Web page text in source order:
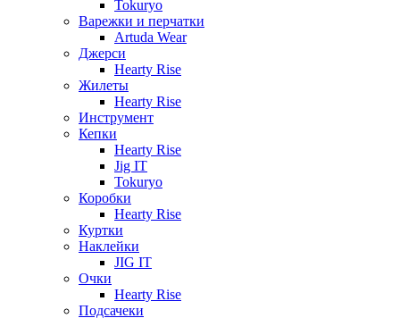
Tokuryo
Варежки и перчатки
Artuda Wear
Джерси
Hearty Rise
Жилеты
Hearty Rise
Инструмент
Кепки
Hearty Rise
Jig IT
Tokuryo
Коробки
Hearty Rise
Куртки
Наклейки
JIG IT
Очки
Hearty Rise
Подсачеки